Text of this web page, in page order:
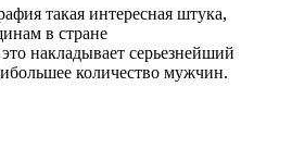
такая интересная штука,
в стране
накладывает серьезнейший
количество мужчин.